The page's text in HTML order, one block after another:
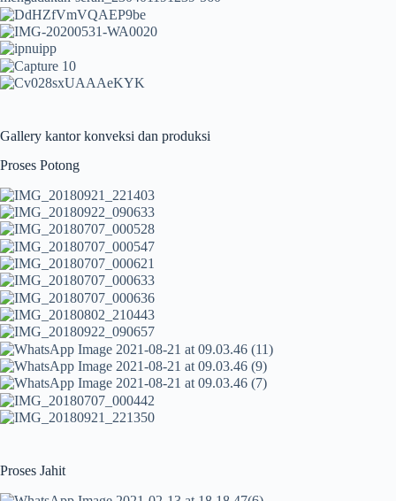
Gallery kantor konveksi dan produksi
Proses Potong
Proses Jahit